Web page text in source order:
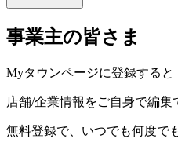
事業主の皆さま
Myタウンページに登録すると
店舗/企業情報をご自身で編集
無料登録で、いつでも何度で